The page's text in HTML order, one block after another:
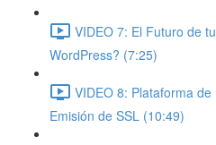
VIDEO 7: El Futuro de
WordPress? (7:25)
VIDEO 8: Plataforma
Emisión de SSL (10:49)